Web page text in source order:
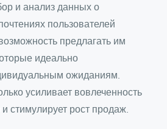
и анализ данных о
пользователей
предлагать им
идеально
ожиданиям.
усиливает вовлеченность
стимулирует рост продаж.